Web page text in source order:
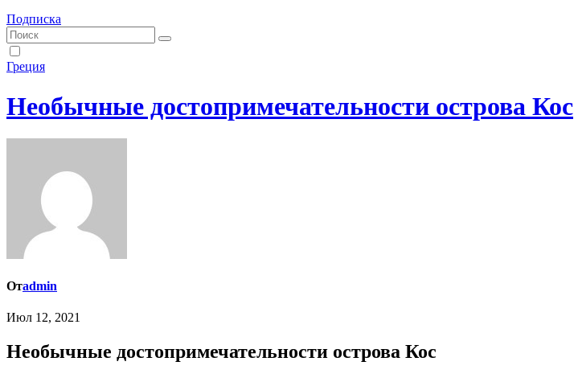
Подписка
Греция
Необычные достопримечательности острова Кос
Отadmin
Июл 12, 2021
Необычные достопримечательности острова Кос